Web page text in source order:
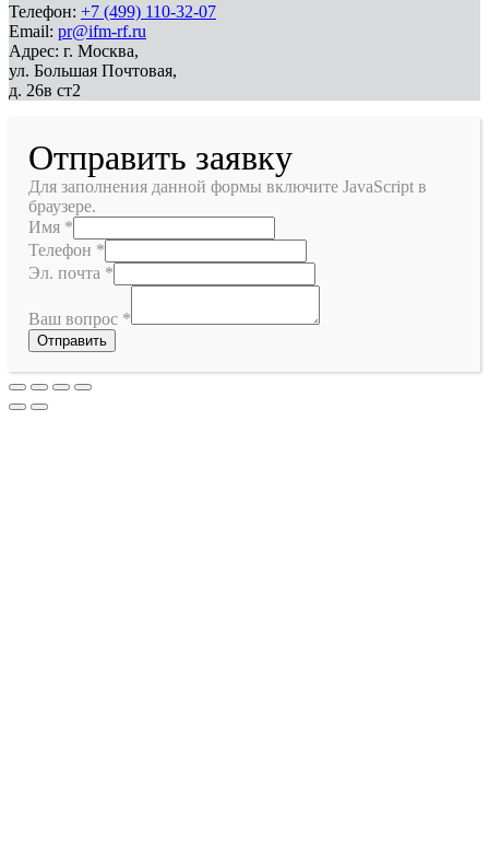
Телефон: +7 (499) 110-32-07
Email: pr@ifm-rf.ru
Адрес: г. Москва,
ул. Большая Почтовая,
д. 26в ст2
Отправить заявку
Для заполнения данной формы включите JavaScript в
браузере.
Имя *
Телефон *
Эл. почта *
Ваш вопрос *
Отправить